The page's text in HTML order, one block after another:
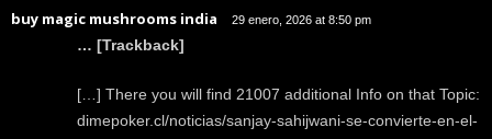
buy magic mushrooms india 29 enero, 2026 at 8:50 pm
… [Trackback]
[…] There you will find 21007 additional Info on that Topic:
dimepoker.cl/noticias/sanjay-sahijwani-se-convierte-en-el-